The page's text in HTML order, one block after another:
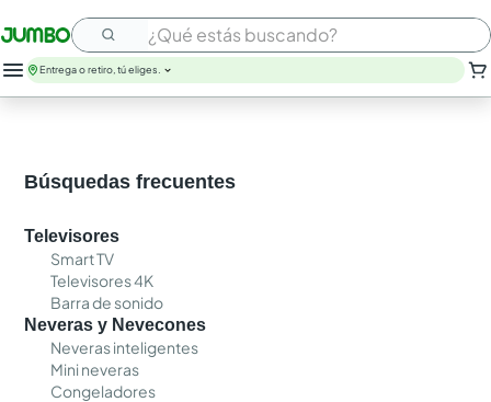
¿Qué estás buscando?
Entrega o retiro, tú eliges.
Búsquedas frecuentes
Televisores
Smart TV
Televisores 4K
Barra de sonido
Neveras y Nevecones
Neveras inteligentes
Mini neveras
Congeladores